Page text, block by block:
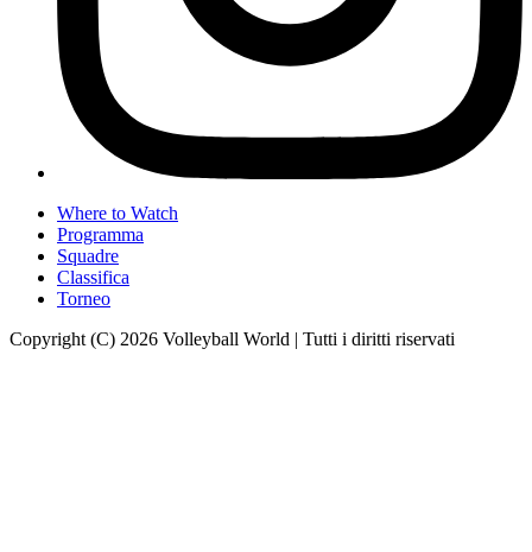
Where to Watch
Programma
Squadre
Classifica
Torneo
Copyright (C) 2026 Volleyball World | Tutti i diritti riservati